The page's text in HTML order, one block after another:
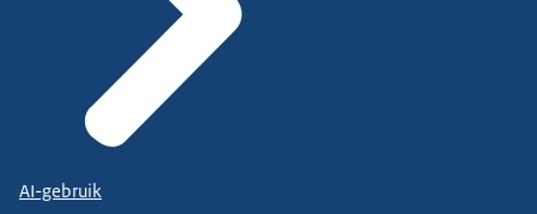
AI-gebruik